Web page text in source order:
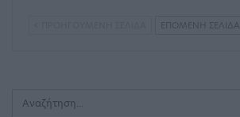
ΕΠΌΜΕΝΗ ΣΕΛΊΔΑ